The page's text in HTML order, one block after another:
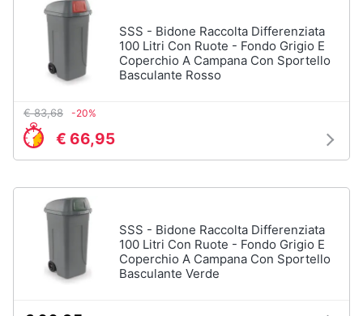
SSS - Bidone Raccolta Differenziata
100 Litri Con Ruote - Fondo Grigio E
Coperchio A Campana Con Sportello
Basculante Rosso
€ 83,68 -20%
€ 66,95
SSS - Bidone Raccolta Differenziata
100 Litri Con Ruote - Fondo Grigio E
Coperchio A Campana Con Sportello
Basculante Verde